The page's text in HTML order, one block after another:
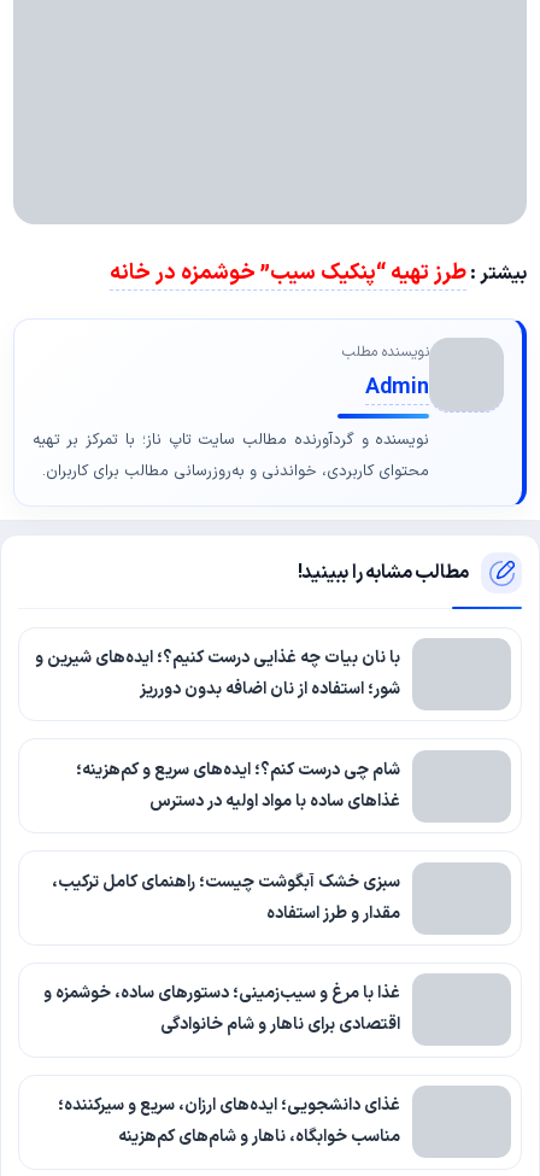
بیشتر :طرز تهیه “پنکیک سیب” خوشمزه در خانه
نویسنده مطلب
Admin
نویسنده و گردآورنده مطالب سایت تاپ ناز؛ با تمرکز بر تهیه
محتوای کاربردی، خواندنی و به‌روزرسانی مطالب برای کاربران.
مطالب مشابه را ببینید!
با نان بیات چه غذایی درست کنیم؟؛ ایده‌های شیرین و
شور؛ استفاده از نان اضافه بدون دورریز
شام چی درست کنم؟؛ ایده‌های سریع و کم‌هزینه؛
غذاهای ساده با مواد اولیه در دسترس
سبزی خشک آبگوشت چیست؛ راهنمای کامل ترکیب،
مقدار و طرز استفاده
غذا با مرغ و سیب‌زمینی؛ دستورهای ساده، خوشمزه و
اقتصادی برای ناهار و شام خانوادگی
غذای دانشجویی؛ ایده‌های ارزان، سریع و سیرکننده؛
مناسب خوابگاه، ناهار و شام‌های کم‌هزینه